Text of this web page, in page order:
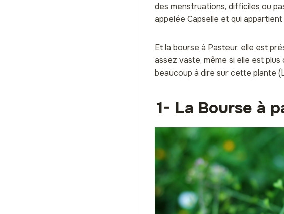
des menstruations, difficiles ou
appelée Capselle et qui
Et la bourse à Pasteur, elle est
assez vaste, même si elle est
beaucoup à dire sur cette plante
1- La Bourse à